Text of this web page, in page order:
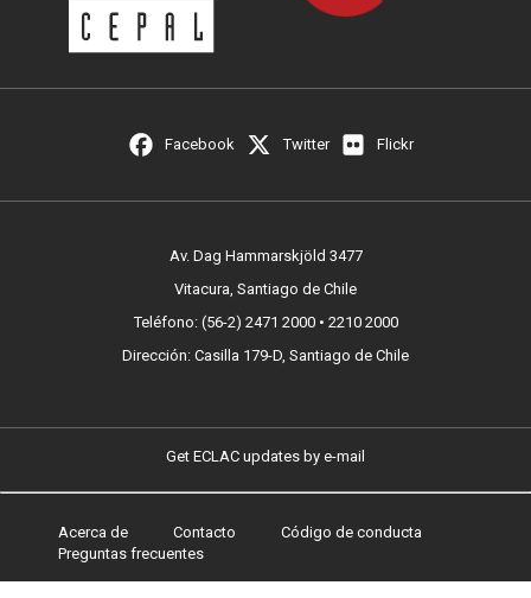
Facebook Twitter Flickr
Av. Dag Hammarskjöld 3477
Vitacura, Santiago de Chile
Teléfono: (56-2) 2471 2000 • 2210 2000
Dirección: Casilla 179-D, Santiago de Chile
Get ECLAC updates by e-mail
Footer
Acerca de Contacto
Código de conducta
Preguntas frecuentes